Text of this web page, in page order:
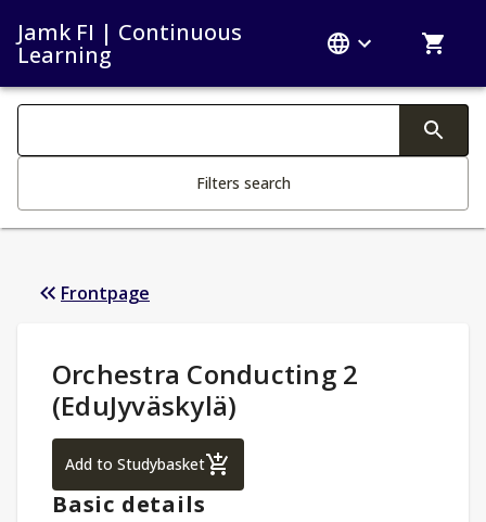
Jamk FI | Continuous
Learning
Search filters
Filters search
Frontpage
Study Details:
Orchestra Conducting 2
(EduJyväskylä)
Add to StudybasketOrchestra Conducting 2 (EduJyväskylä)
Basic details